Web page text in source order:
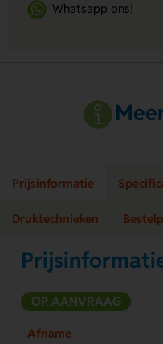
Whatsapp ons!
Prijsinformatie
Druktechnieken
OP AANVRAAG
Afname